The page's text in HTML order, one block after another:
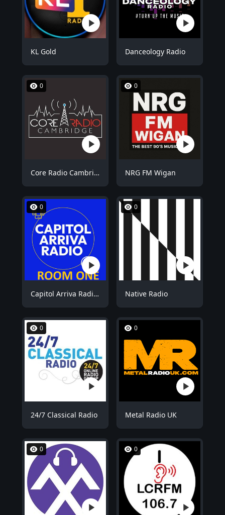
KL Gold Danceology Radio
0
Core Radio Cambridge
0
NRG FM Wigan
0
Capitol Arriva Radio ROOM1
0
Native Radio
0
24/7 Classical Radio
0
Metal Radio UK
0 0